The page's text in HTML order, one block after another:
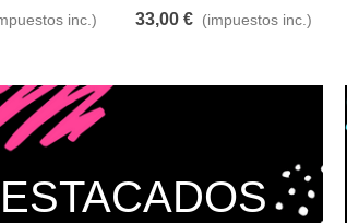
A lista de deseos
4L inc.) Añadir al carrito A lista de deseos
SUAVE 4L
33,00 € (impuestos inc.)